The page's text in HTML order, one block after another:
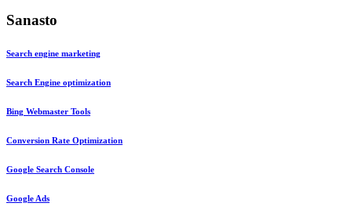
Sanasto
Search engine marketing
Search Engine optimization
Bing Webmaster Tools
Conversion Rate Optimization
Google Search Console
Google Ads